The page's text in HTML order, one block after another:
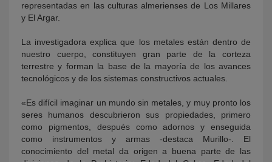
representadas en las culturas almerienses de Los Millares
y El Argar.
La investigadora explica que los metales están dentro de
nuestro cuerpo, constituyen gran parte de la corteza
terrestre y forman la base de la mayoría de los avances
tecnológicos y de los sistemas constructivos actuales.
«Es difícil imaginar un mundo sin metales, y muy pronto los
seres humanos descubrieron sus propiedades, primero
como pigmentos, después como adornos y enseguida
como instrumentos y armas -destaca Murillo-. El
conocimiento del metal da origen a buena parte de las